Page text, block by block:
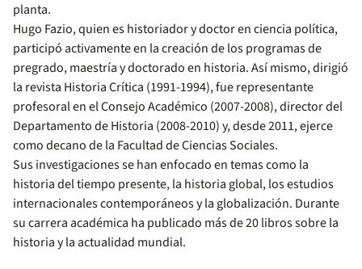
planta.
Hugo Fazio, quien es historiador y doctor en ciencia política,
participó activamente en la creación de los programas de
pregrado, maestría y doctorado en historia. Así mismo, dirigió
la revista Historia Crítica (1991-1994), fue representante
profesoral en el Consejo Académico (2007-2008), director del
Departamento de Historia (2008-2010) y, desde 2011, ejerce
como decano de la Facultad de Ciencias Sociales.
Sus investigaciones se han enfocado en temas como la
historia del tiempo presente, la historia global, los estudios
internacionales contemporáneos y la globalización. Durante
su carrera académica ha publicado más de 20 libros sobre la
historia y la actualidad mundial.